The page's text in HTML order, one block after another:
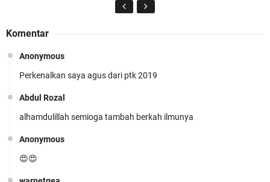
KMNU Unila Kembali Torehkan Prestasi di PMW
!!
Komentar
Anonymous
Perkenalkan saya agus dari ptk 2019
Abdul Rozal
alhamdulillah semioga tambah berkah ilmunya
Anonymous
😍😍